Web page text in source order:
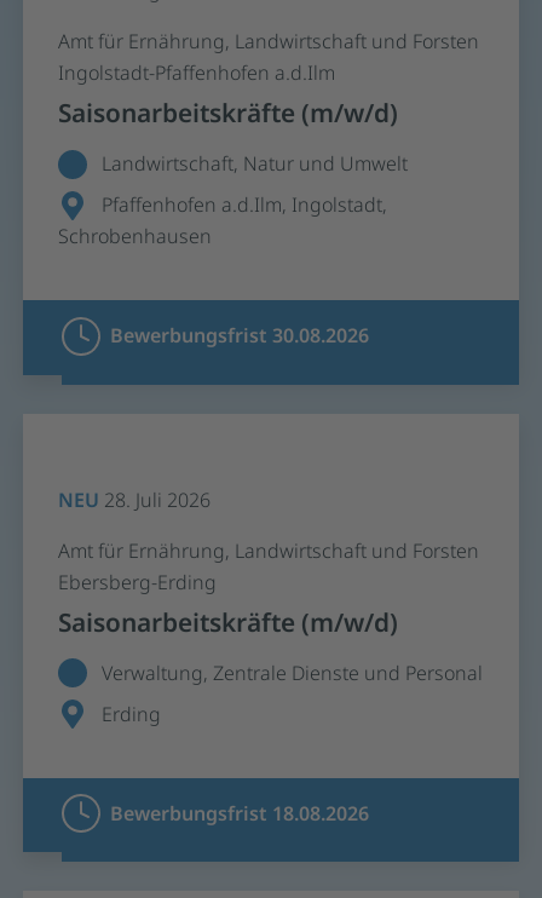
Amt für Ernährung, Landwirtschaft und Forsten
Ingolstadt-Pfaffenhofen a.d.Ilm
Saisonarbeitskräfte (m/w/d)
Landwirtschaft, Natur und Umwelt
Pfaffenhofen a.d.Ilm, Ingolstadt,
Schrobenhausen
Bewerbungsfrist 30.08.2026
NEU 28. Juli 2026
Amt für Ernährung, Landwirtschaft und Forsten
Ebersberg-Erding
Saisonarbeitskräfte (m/w/d)
Verwaltung, Zentrale Dienste und Personal
Erding
Bewerbungsfrist 18.08.2026